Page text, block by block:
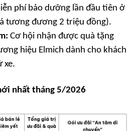
phí bảo dưỡng lần đầu tiên ở
tương đương 2 triệu đồng).
Cơ hội nhận được quà tặng
hiệu Elmich dành cho khách
xe.
nhất tháng 5/2026